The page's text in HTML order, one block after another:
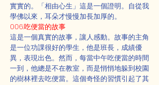
實實的。「相由心生」這是一個證明。自從我
學佛以來，耳朵才慢慢加長加厚的。
006.吃便當的故事
這是一個真實的故事，讓人感動。故事的主角
是一位功課很好的學生，他是班長，成績優
異，表現出色。然而，每當中午吃便當的時間
一到，他總是不在教室，而是悄悄地躲到校園
的樹林裡去吃便當。這個奇怪的習慣引起了其